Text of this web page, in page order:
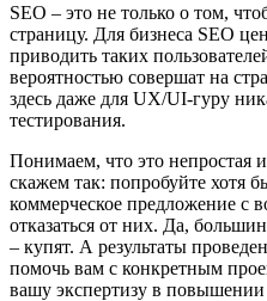
SEO – это не только о том,
страницу. Для бизнеса SEO
приводить таких
вероятностью совершат на
здесь даже для UX/UI-гуру
тестирования.
Понимаем, что это непростая
скажем так: попробуйте хотя
коммерческое предложение с
отказаться от них. Да,
– купят. А результаты
помочь вам с конкретным
вашу экспертизу в повышении